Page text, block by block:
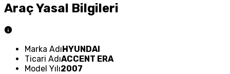
Araç Yasal Bilgileri
Marka AdıHYUNDAI
Ticari AdıACCENT ERA
Model Yılı2007